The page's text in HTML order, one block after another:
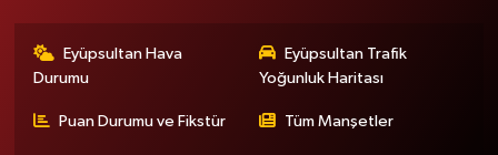
Eyüpsultan Hava
Durumu
Eyüpsultan Trafik
Yoğunluk Haritası
Puan Durumu ve Fikstür Tüm Manşetler